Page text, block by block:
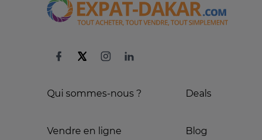
Qui sommes-nous ?
Vendre en ligne
Deals
Blog